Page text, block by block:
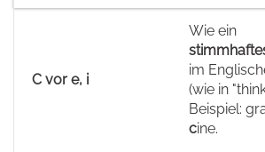
C vor e, i
Wie ein
im
(wie in
Beispiel:
cine.